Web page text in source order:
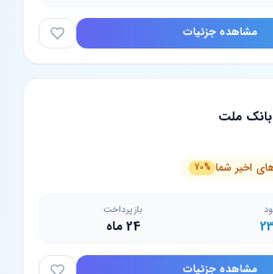
مشاهده جزئیات
بانک ملت
اخیر شما 70%
بازپرداخت
24 ماه
مشاهده جزئیات